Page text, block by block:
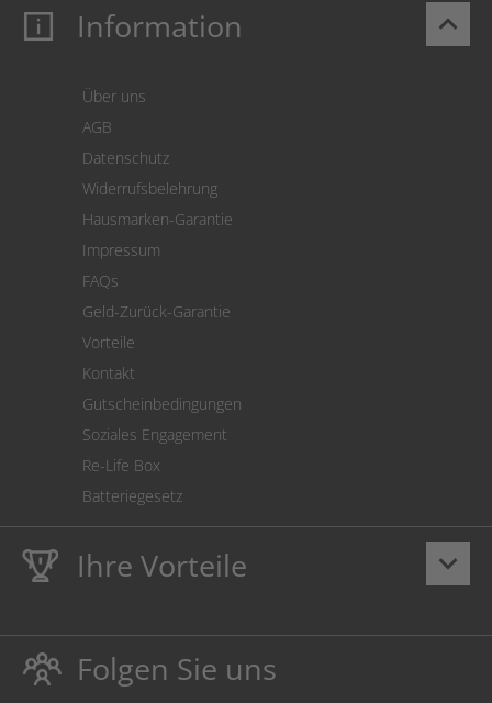
Mein Konto
Cookie Einstellungen
keyboard_arrow_up
Information
Über uns
AGB
Datenschutz
Widerrufsbelehrung
Hausmarken-Garantie
Impressum
FAQs
Geld-Zurück-Garantie
Vorteile
Kontakt
Gutscheinbedingungen
Soziales Engagement
Re-Life Box
Batteriegesetz
keyboard_arrow_down
Ihre Vorteile
LebenslangeHausmarke Garantieauf Toner und Tinte
schützt auch Ihren Drucker.
Umweltfreundlich dadurch Abfallvermeidung.
Folgen Sie uns